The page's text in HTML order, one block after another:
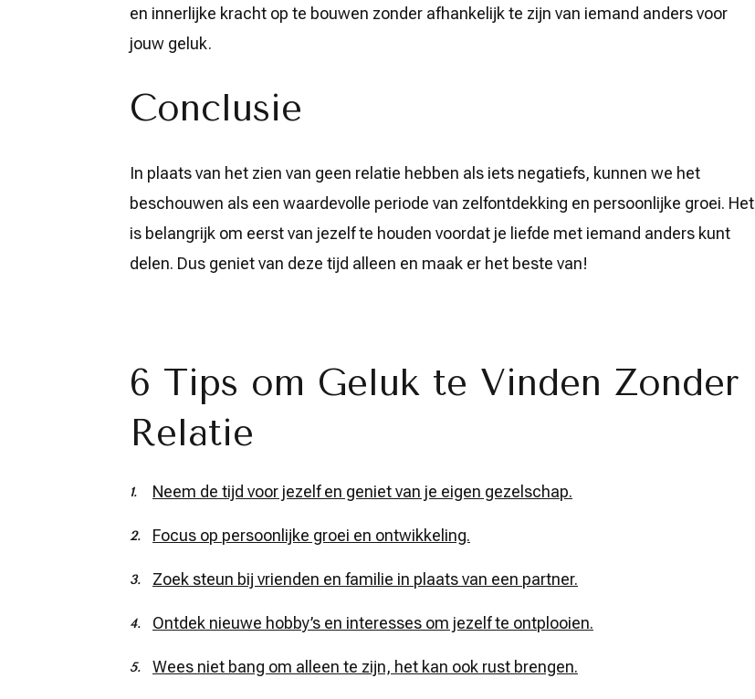
en innerlijke kracht op te bouwen zonder afhankelijk te zijn van iemand anders voor
jouw geluk.
Conclusie
In plaats van het zien van geen relatie hebben als iets negatiefs, kunnen we het
beschouwen als een waardevolle periode van zelfontdekking en persoonlijke groei. Het
is belangrijk om eerst van jezelf te houden voordat je liefde met iemand anders kunt
delen. Dus geniet van deze tijd alleen en maak er het beste van!
6 Tips om Geluk te Vinden Zonder
Relatie
Neem de tijd voor jezelf en geniet van je eigen gezelschap.
Focus op persoonlijke groei en ontwikkeling.
Zoek steun bij vrienden en familie in plaats van een partner.
Ontdek nieuwe hobby’s en interesses om jezelf te ontplooien.
Wees niet bang om alleen te zijn, het kan ook rust brengen.